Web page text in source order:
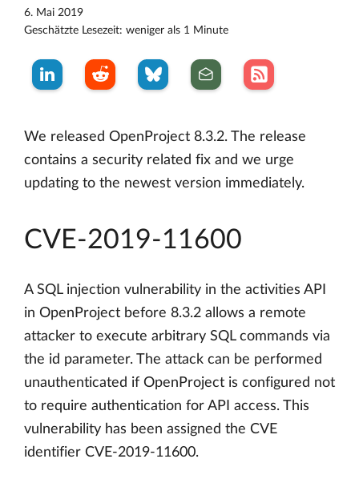
6. Mai 2019
Geschätzte Lesezeit: weniger als 1 Minute
We released OpenProject 8.3.2. The release
contains a security related fix and we urge
updating to the newest version immediately.
CVE-2019-11600
A SQL injection vulnerability in the activities API
in OpenProject before 8.3.2 allows a remote
attacker to execute arbitrary SQL commands via
the id parameter. The attack can be performed
unauthenticated if OpenProject is configured not
to require authentication for API access. This
vulnerability has been assigned the CVE
identifier CVE-2019-11600.